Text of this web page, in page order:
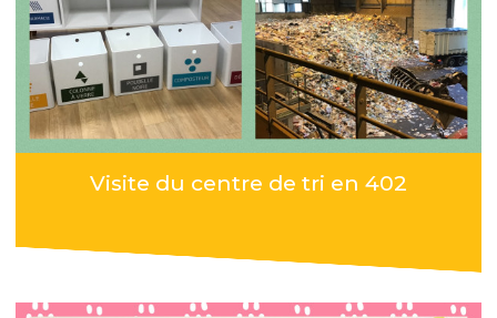
Visite du centre de tri en 402